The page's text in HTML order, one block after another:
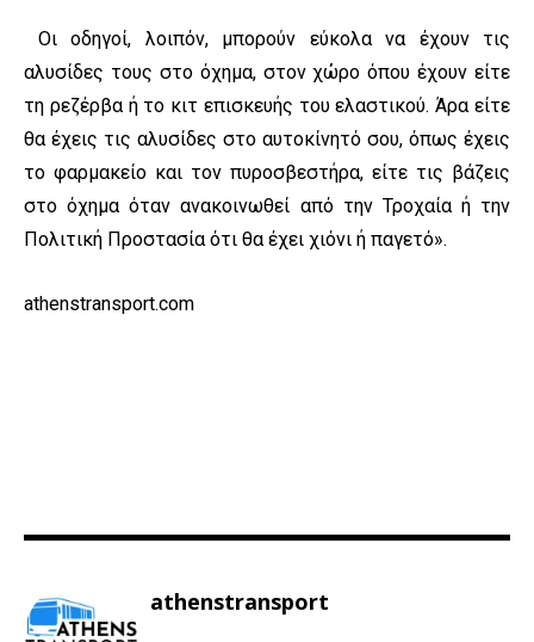
Οι οδηγοί, λοιπόν, μπορούν εύκολα να έχουν τις
αλυσίδες τους στο όχημα, στον χώρο όπου έχουν είτε
τη ρεζέρβα ή το κιτ επισκευής του ελαστικού. Άρα είτε
θα έχεις τις αλυσίδες στο αυτοκίνητό σου, όπως έχεις
το φαρμακείο και τον πυροσβεστήρα, είτε τις βάζεις
στο όχημα όταν ανακοινωθεί από την Τροχαία ή την
Πολιτική Προστασία ότι θα έχει χιόνι ή παγετό».
athenstransport.com
athenstransport